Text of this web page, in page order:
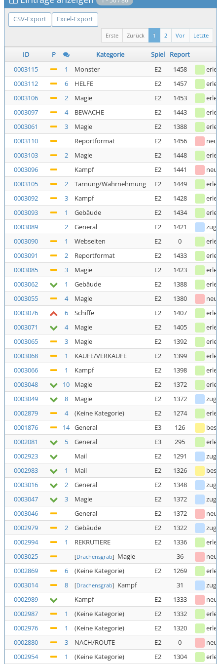
CSV-Export Excel-Export
Letzte
Vor
2
1
Zurück
Erste
ID P Kategorie Spiel
Report
0003115
1 Monster E2 1458
0003112
6 HELFE E2 1457
0003106
2 Magie E2 1453
0003097
4 BEWACHE E2 1443
0003061
3 Magie E2 1388
0003110
Reportformat E2 1456
neu
0003103
2 Magie E2 1448
0003096
Kampf E2 1441
neu
0003105
2 Tarnung/Wahrnehmung E2 1449
0003092
3 Kampf E2 1428
0003093
1 Gebäude E2 1434
0003089
2 General E2 1421
0003090
1 Webseiten E2 0
0003091
2 Reportformat E2 1433
0003085
3 Magie E2 1423
0003062
1 Gebäude E2 1388
0003055
4 Magie E2 1380
neu
0003076
6 Schiffe E2 1407
0003071
4 Magie E2 1405
0003065
3 Magie E2 1392
0003068
1 KAUFE/VERKAUFE E2 1399
0003066
1 Kampf E2 1398
0003048
10 Magie E2 1372
0003049
8 Magie E2 1372
0002879
4 (Keine Kategorie) E2 1274
0001876
14 General E3 126
0002081
5 General E3 295
0002923
Mail E2 1291
0002983
1 Mail E2 1326
0003016
2 General E2 1348
0003047
3 Magie E2 1372
0003046
General E2 1372
neu
0002979
2 Gebäude E2 1322
0002994
1 REKRUTIERE E2 1336
0003025
[Drachensgrab] Magie 36
neu
0002869
6 (Keine Kategorie) E2 1269
0003014
8 [Drachensgrab] Kampf 31
0002989
Kampf E2 1333
neu
0002987
1 (Keine Kategorie) E2 1332
0002976
1 (Keine Kategorie) E2 1320
0002880
3 NACH/ROUTE E2 0
neu
0002954
1 (Keine Kategorie) E2 1304